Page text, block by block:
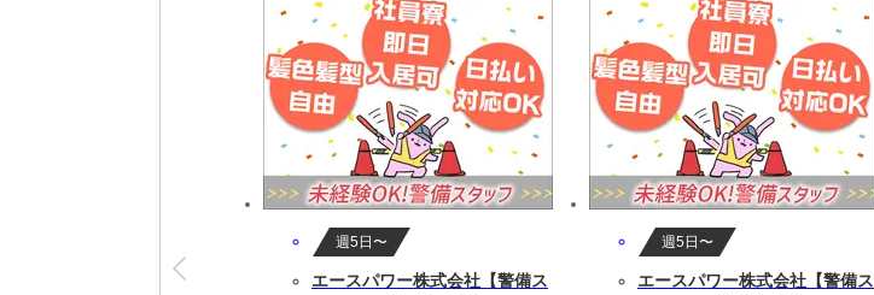
就業開始後も専属担当者がしっかりフォローします
※就業開始前に来社が必要な場合があります
【勤務詳細】
09:00～18:00 実働8時間 休憩60分 残業は10～20(時間/月)です。
完全週休2日制（土日祝休み） ※企業カレンダーによる
即日～長期(3ヶ月以上)
★勤務スタート日はご相談可能です。ご就業中の方もお気軽にご相談ください。
【勤務地備考】
週5日〜
エースパワー株式会社【警備ス
週5日〜
エースパワー株式会社【警備ス